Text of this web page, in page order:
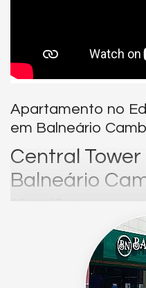
Apartamento no
em Balneário
Central Tower
Balneário
emblemáticas da cidade,
mundiais como a 5th Avenue
Gran Vía (Madri). Um projeto
ao mesmo tempo a essência
sofisticado e único.